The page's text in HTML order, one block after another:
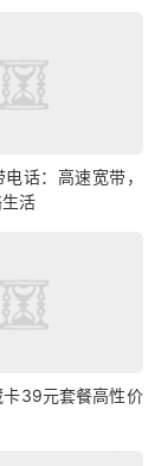
话：高速宽带，
活
39元套餐高性价